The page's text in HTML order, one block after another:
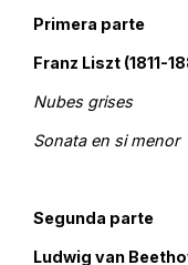
Primera parte
Franz Liszt (1811-
Nubes grises
Sonata en si menor
Segunda parte
Ludwig van